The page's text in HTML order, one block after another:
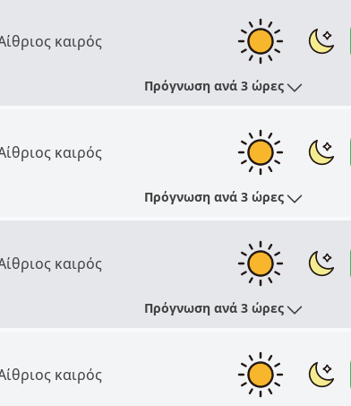
καιρός
Πρόγνωση ανά 3 ώρες
καιρός
Πρόγνωση ανά 3 ώρες
καιρός
Πρόγνωση ανά 3 ώρες
καιρός